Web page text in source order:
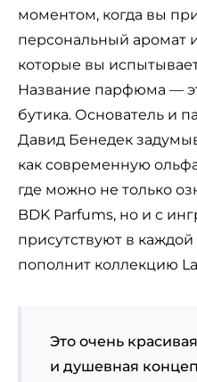
моментом, когда вы
персональный аромат
которые вы
Название парфюма —
бутика. Основатель и
Давид Бенедек
как современную
где можно не только
BDK Parfums, но и с
присутствуют в
пополнит коллекцию
Это очень
и душевная